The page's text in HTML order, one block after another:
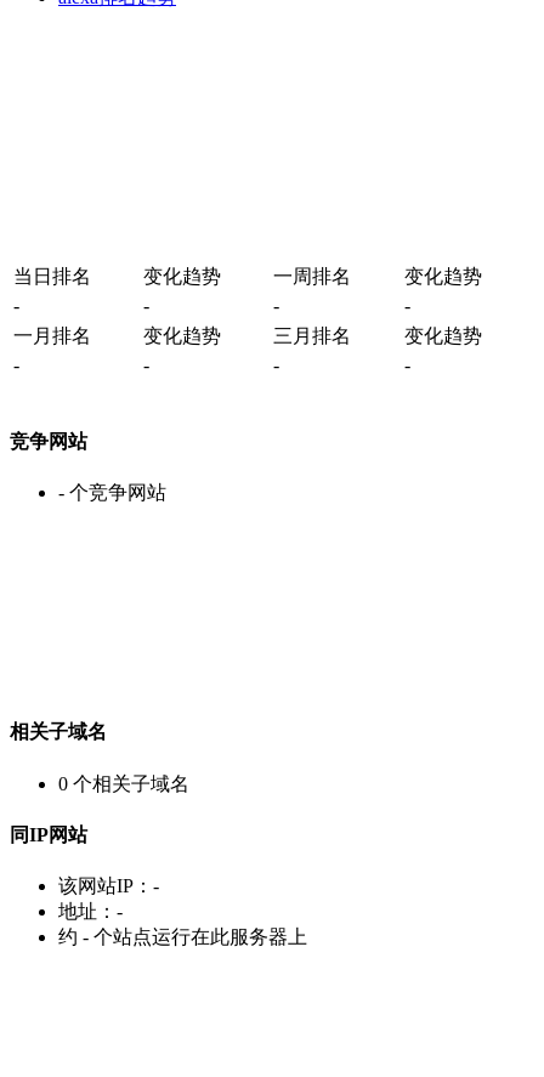
当日排名 变化趋势 一周排名
变化趋势
-
- -
-
一月排名
变化趋势 三月排名
变化趋势
-
- - -
竞争网站
- 个竞争网站
相关子域名
0 个相关子域名
同IP网站
该网站IP： -
地址： -
约 - 个站点运行在此服务器上